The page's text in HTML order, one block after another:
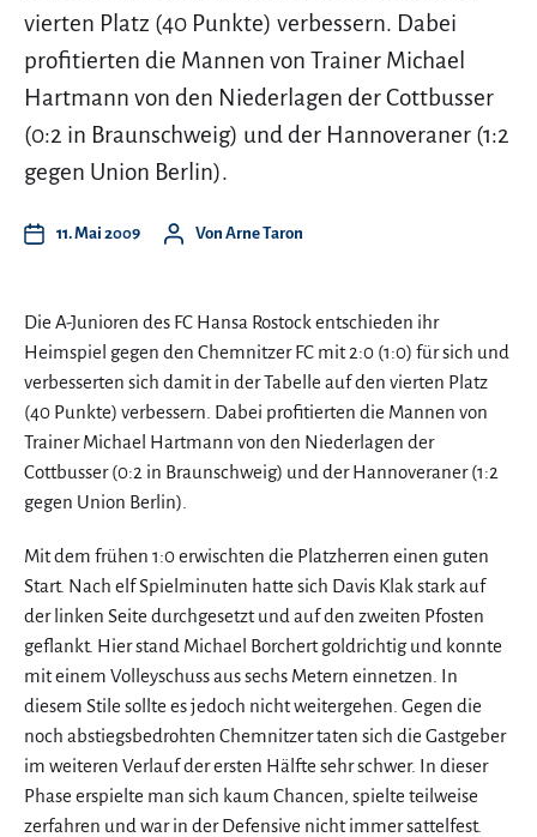
vierten Platz (40 Punkte) verbessern. Dabei
profitierten die Mannen von Trainer Michael
Hartmann von den Niederlagen der Cottbusser
(0:2 in Braunschweig) und der Hannoveraner (1:2
gegen Union Berlin).
11. Mai 2009 Von Arne Taron
Die A-Junioren des FC Hansa Rostock entschieden ihr
Heimspiel gegen den Chemnitzer FC mit 2:0 (1:0) für sich und
verbesserten sich damit in der Tabelle auf den vierten Platz
(40 Punkte) verbessern. Dabei profitierten die Mannen von
Trainer Michael Hartmann von den Niederlagen der
Cottbusser (0:2 in Braunschweig) und der Hannoveraner (1:2
gegen Union Berlin).
Mit dem frühen 1:0 erwischten die Platzherren einen guten
Start. Nach elf Spielminuten hatte sich Davis Klak stark auf
der linken Seite durchgesetzt und auf den zweiten Pfosten
geflankt. Hier stand Michael Borchert goldrichtig und konnte
mit einem Volleyschuss aus sechs Metern einnetzen. In
diesem Stile sollte es jedoch nicht weitergehen. Gegen die
noch abstiegsbedrohten Chemnitzer taten sich die Gastgeber
im weiteren Verlauf der ersten Hälfte sehr schwer. In dieser
Phase erspielte man sich kaum Chancen, spielte teilweise
zerfahren und war in der Defensive nicht immer sattelfest.